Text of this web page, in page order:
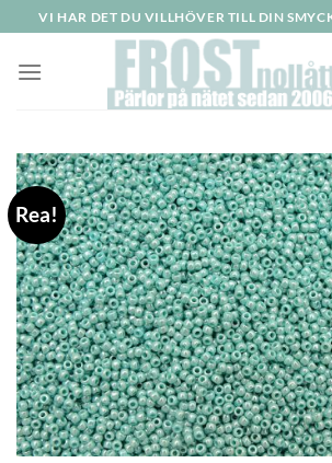
to
content
VI HAR DET DU VILLHÖVER TILL DIN
Rea!